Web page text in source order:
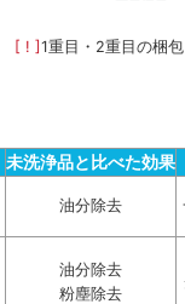
[ ! ] 1重目・2重目の梱
未洗浄品と比べた効果
油分除去
油分除去
粉塵除去